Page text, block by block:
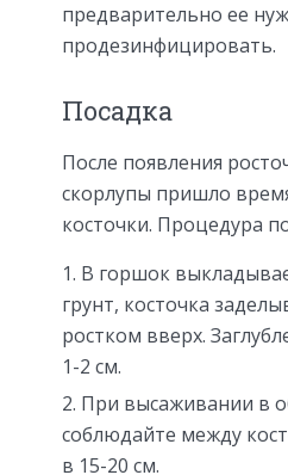
предварительно ее
продезинфицировать.
Посадка
После появления
скорлупы пришло
косточки. Процедура
В горшок
грунт, косточка
ростком вверх.
1-2 см.
При высаживании в
соблюдайте между
в 15-20 см.